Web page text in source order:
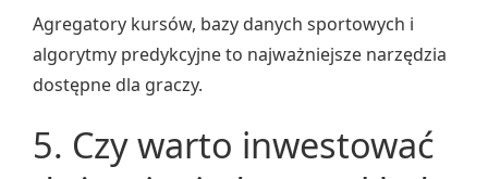
Agregatory kursów, bazy danych sportowych i
algorytmy predykcyjne to najważniejsze narzędzia
dostępne dla graczy.
5. Czy warto inwestować